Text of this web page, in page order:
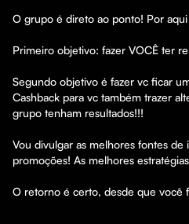
O grupo é direto ao ponto! Por
Primeiro objetivo: fazer VOCÊ ter
Segundo objetivo é fazer vc ficar
Cashback para vc também trazer
grupo tenham resultados!!!
Vou divulgar as melhores fontes de
promoções! As melhores
O retorno é certo, desde que você